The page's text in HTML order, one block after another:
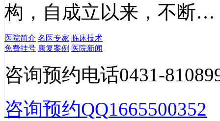
构，自成立以来，不断…
医院简介 名医专家 临床技术
免费挂号 康复案例 医院新闻
咨询预约电话0431-
咨询预约QQ1665500352